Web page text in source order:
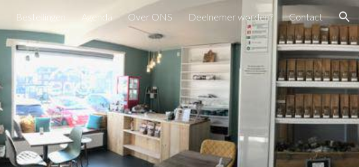
Skip to navigation
Bestellingen Agenda Over ONS Deelnemer worden? Contact